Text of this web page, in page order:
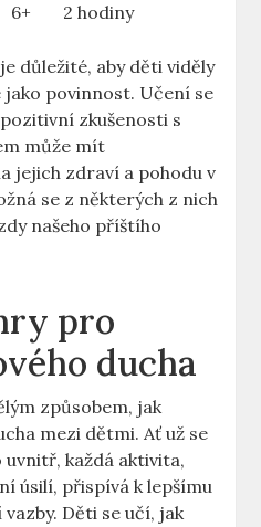
6+ 2 hodiny
důležité, aby děti viděly
jako povinnost. Učení se
zkušenosti s
může mít
jejich zdraví a pohodu v
se z některých z nich
našeho příštího
pro
ducha
způsobem, jak
mezi dětmi. Ať už se
uvnitř, každá aktivita,
úsilí, přispívá k lepšímu
Děti se učí, jak